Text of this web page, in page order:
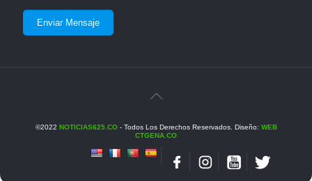
©2022 NOTICIAS625.CO- Todos Los Derechos Reservados. Diseño: WEB
CTGENA.CO